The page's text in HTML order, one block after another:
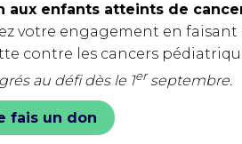
aux enfants atteints de
votre engagement en faisant
contre les cancers
au défi dès le 1erseptembre.
fais un don